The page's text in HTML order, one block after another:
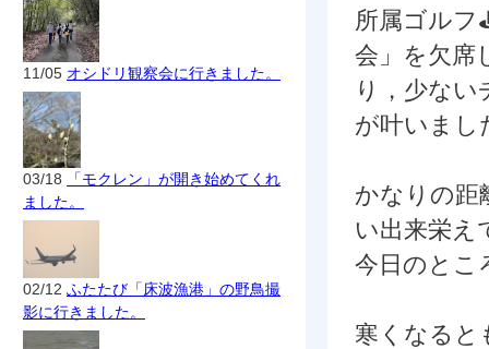
11/05 オシドリ観察会に行きました。
03/18
「モクレン」が開き始めてくれ
ました。
02/12 ふたたび「床波漁港」の野鳥撮
影に行きました。
所属ゴルフ
会」を欠席
り，少な
が叶いまし
かなりの距
い出来栄え
今日のとこ
寒くなると